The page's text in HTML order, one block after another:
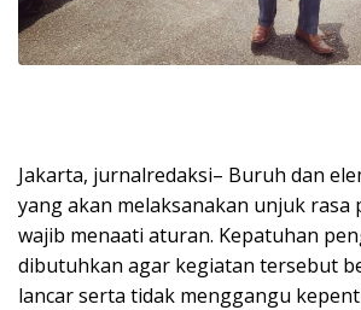
Jakarta, jurnalredaksi– Buruh dan
yang akan melaksanakan unjuk rasa
wajib menaati aturan. Kepatuhan
dibutuhkan agar kegiatan tersebut
lancar serta tidak menggangu